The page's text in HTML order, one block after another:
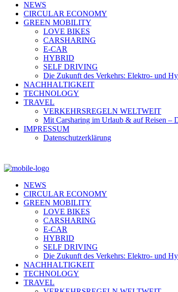
NEWS
CIRCULAR ECONOMY
GREEN MOBILITY
LOVE BIKES
CARSHARING
E-CAR
HYBRID
SELF DRIVING
Die Zukunft des Verkehrs: Elektro- und
NACHHALTIGKEIT
TECHNOLOGY
TRAVEL
VERKEHRSREGELN WELTWEIT
Mit Carsharing im Urlaub & auf Reisen –
IMPRESSUM
Datenschutzerklärung
NEWS
CIRCULAR ECONOMY
GREEN MOBILITY
LOVE BIKES
CARSHARING
E-CAR
HYBRID
SELF DRIVING
Die Zukunft des Verkehrs: Elektro- und
NACHHALTIGKEIT
TECHNOLOGY
TRAVEL